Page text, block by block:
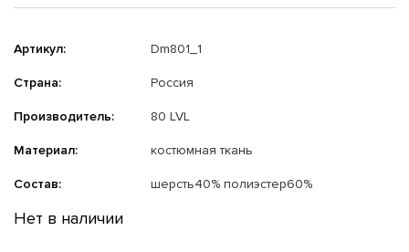
Артикул: Dm801_1
Страна: Россия
Производитель: 80 LVL
Материал: костюмная ткань
Состав: шерсть40% полиэстер60%
Нет в наличии